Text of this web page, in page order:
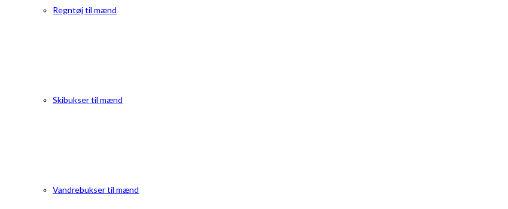
Regntøj til mænd
Skibukser til mænd
Vandrebukser til mænd